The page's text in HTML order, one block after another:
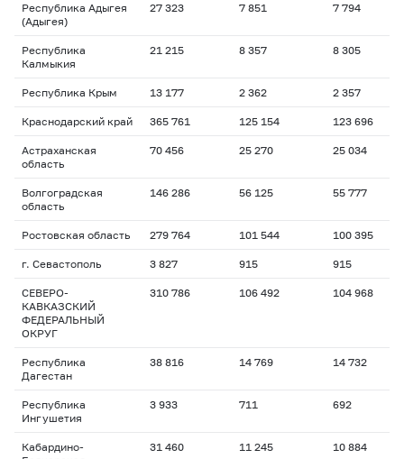
Республика Адыгея
(Адыгея)
27 323 7 851 7 794
Республика
Калмыкия
21 215 8 357 8 305
Республика Крым 13 177 2 362 2 357
Краснодарский край 365 761 125 154 123 696
Астраханская
область
70 456 25 270 25 034
Волгоградская
область
146 286 56 125 55 777
Ростовская область 279 764 101 544 100 395
г. Севастополь 3 827 915 915
СЕВЕРО-
КАВКАЗСКИЙ
ФЕДЕРАЛЬНЫЙ
ОКРУГ
310 786 106 492 104 968
Республика
Дагестан
38 816 14 769 14 732
Республика
Ингушетия
3 933 711 692
Кабардино-
31 460 11 245 10 884